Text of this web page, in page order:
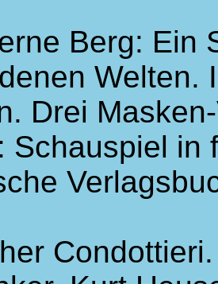
Berg: Ein
Welten.
Drei
Schauspiel in